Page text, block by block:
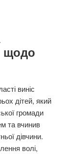
щодо
виніс
дітей, який
громади
та вчинив
дівчини.
волі,